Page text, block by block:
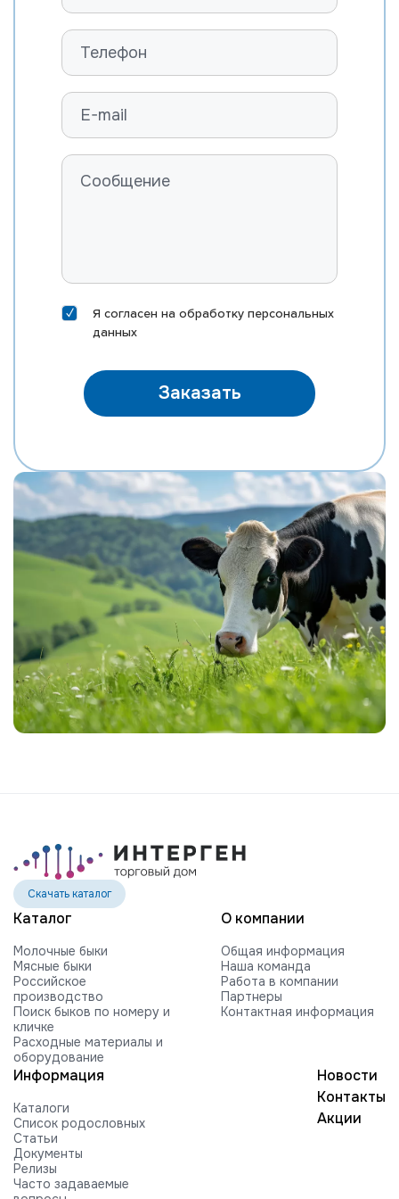
ROSYLANE-LLC SS MARVEL-ET
FARNEAR B-BOB MASTER-ET
RI-VAL-RE MOD MCCORD-P-ET
ST GEN MEGA-RAM 10406-ET
ST GEN MEGA-SNAP 10388-ET
DELICIOUS HN METZ-ET
MR M-DUKE NEWTON-ET
MR RUBICON NICHE-ET
MR SPRING NIGHTHAWK-ET
MR SPRING NOBLE 2-ETN
MR SUPERHERO NOLAN-ET
MR WINGS NORTON-ET
EDG DIRECTOR OPTIC-ET
POTTERS-FIELD PAVETHEWAY-TW
BTS-MARCY PETULA PING-ET
ST GEN NOBLE PONCHO
OCD CHARLEY RANGER-ET
ST GEN R-HAZE RAPID-ET
FARNEAR-BH MOGUL ROCKY-ET
FARNEAR ROXY B 54505-ET G +2416
840003010353252 99%RHA-NA
EDG COIN RUEBEN 25004-ET
BUTLERVIEW SHUT-OUT-ET
BRYHILL SOCRATES P-ETN
TRAMILDA MISSO SOLO-ET
EDG PRE STANLEY 25021-ET
MR PB STRATAGY PP 71035-ET
DELICIOUS H-NOON TAMPA-ET
HARTFORD RUBI-TAZ-ET
FARNEAR-TJR-BH TORQUE-ET
Я согласен на обработку персональных
данных
Заказать
Скачать каталог
Каталог
Молочные быки
Мясные быки
Российское
производство
Поиск быков по номеру и
кличке
Расходные материалы и
оборудование
О компании
Общая информация
Наша команда
Работа в компании
Партнеры
Контактная информация
Информация
Каталоги
Список родословных
Статьи
Документы
Релизы
Часто задаваемые
Новости
Контакты
Акции